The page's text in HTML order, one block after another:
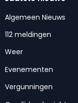
Algemeen Nieuws
112 meldingen
Weer
Evenementen
Vergunningen